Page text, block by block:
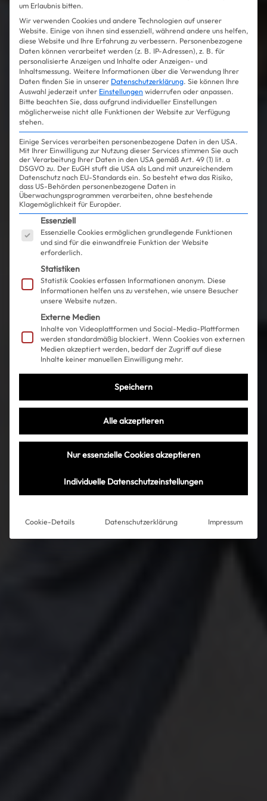
um Erlaubnis bitten.
Wir verwenden Cookies und andere Technologien auf unserer
Website. Einige von ihnen sind essenziell, während andere uns helfen,
diese Website und Ihre Erfahrung zu verbessern. Personenbezogene
Daten können verarbeitet werden (z. B. IP-Adressen), z. B. für
personalisierte Anzeigen und Inhalte oder Anzeigen- und
Inhaltsmessung. Weitere Informationen über die Verwendung Ihrer
Daten finden Sie in unserer Datenschutzerklärung. Sie können Ihre
Auswahl jederzeit unter Einstellungen widerrufen oder anpassen.
Bitte beachten Sie, dass aufgrund individueller Einstellungen
möglicherweise nicht alle Funktionen der Website zur Verfügung
stehen.
Einige Services verarbeiten personenbezogene Daten in den USA.
Mit Ihrer Einwilligung zur Nutzung dieser Services stimmen Sie auch
der Verarbeitung Ihrer Daten in den USA gemäß Art. 49 (1) lit. a
DSGVO zu. Der EuGH stuft die USA als Land mit unzureichendem
Datenschutz nach EU-Standards ein. So besteht etwa das Risiko,
dass US-Behörden personenbezogene Daten in
Überwachungsprogrammen verarbeiten, ohne bestehende
Klagemöglichkeit für Europäer.
Es folgt eine Liste der Service-Gruppen, für die
Essenziell
Essenzielle Cookies ermöglichen grundlegende Funktionen
und sind für die einwandfreie Funktion der Website
erforderlich.
Statistiken
Statistik Cookies erfassen Informationen anonym. Diese
Informationen helfen uns zu verstehen, wie unsere Besucher
unsere Website nutzen.
Externe Medien
Inhalte von Videoplattformen und Social-Media-Plattformen
werden standardmäßig blockiert. Wenn Cookies von externen
Medien akzeptiert werden, bedarf der Zugriff auf diese
Inhalte keiner manuellen Einwilligung mehr.
Speichern
Alle akzeptieren
Nur essenzielle Cookies akzeptieren
Individuelle Datenschutzeinstellungen
Cookie-Details Datenschutzerklärung Impressum